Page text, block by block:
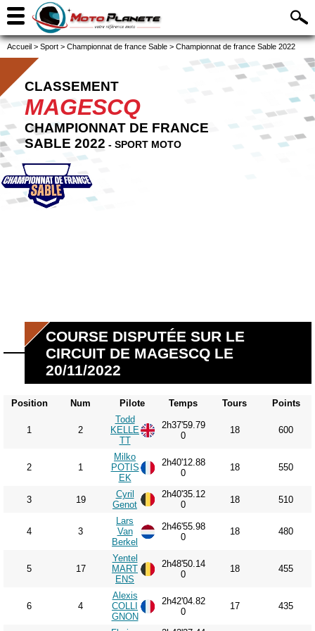
Accueil > Sport > Championnat de france Sable > Championnat de france Sable 2022
CLASSEMENT
MAGESCQ
CHAMPIONNAT DE FRANCE
SABLE 2022 - SPORT MOTO
COURSE DISPUTÉE SUR LE
CIRCUIT DE MAGESCQ LE
20/11/2022
Position Num Pilote Temps Tours Points
1 2
Todd
KELLE
TT
2h37'59.79
0
18 600
2 1
Milko
POTIS
EK
2h40'12.88
0
18 550
3 19
Cyril
Genot
2h40'35.12
0
18 510
4 3
Lars
Van
Berkel
2h46'55.98
0
18 480
5 17
Yentel
MART
ENS
2h48'50.14
0
18 455
6 4
Alexis
COLLI
GNON
2h42'04.82
0
17 435